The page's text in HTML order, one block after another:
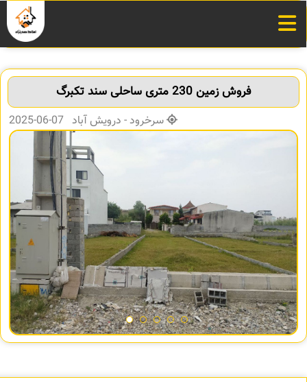
فروش زمین 230 متری ساحلی سند تکبرگ
سرخرود - درویش آباد 07-06-2025